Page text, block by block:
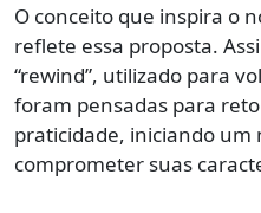
O conceito que inspira o
reflete essa proposta.
“rewind”, utilizado para
foram pensadas para
praticidade, iniciando um
comprometer suas